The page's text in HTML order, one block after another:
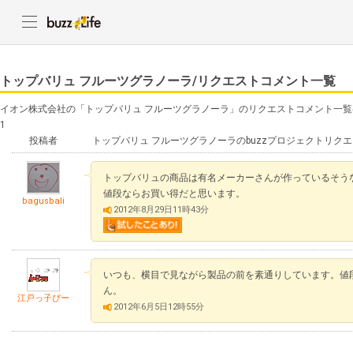
トップバリュ フルーツグラノーラ/リクエストコメント一覧
イオン株式会社の「トップバリュ フルーツグラノーラ」のリクエストコメント一
1
投稿者
トップバリュ フルーツグラノーラのbuzzプロジェクトリク
bagusbali
トップバリュの商品は有名メーカーさんが作っているそ
値段ならお買い得だと思います。
2012年8月29日11時43分
江戸っ子ぴー
いつも、横目で見ながら製品の前を素通りしています。
ん。
2012年6月5日12時55分